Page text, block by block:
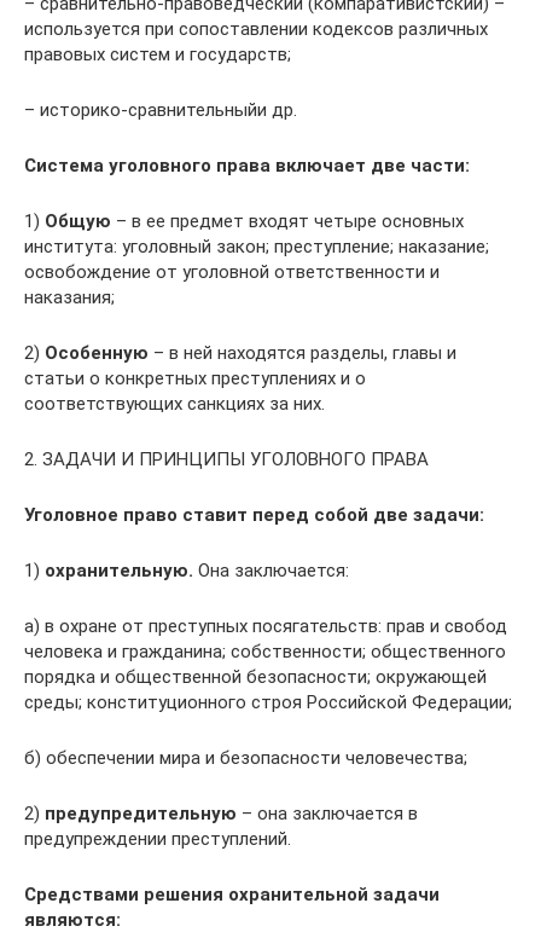
используется при сопоставлении кодексов различных
правовых систем и государств;
– историко-сравнительныйи др.
Система уголовного права включает две части:
1) Общую – в ее предмет входят четыре основных
института: уголовный закон; преступление; наказание;
освобождение от уголовной ответственности и
наказания;
2) Особенную – в ней находятся разделы, главы и
статьи о конкретных преступлениях и о
соответствующих санкциях за них.
2. ЗАДАЧИ И ПРИНЦИПЫ УГОЛОВНОГО ПРАВА
Уголовное право ставит перед собой две задачи:
1) охранительную. Она заключается:
а) в охране от преступных посягательств: прав и свобод
человека и гражданина; собственности; общественного
порядка и общественной безопасности; окружающей
среды; конституционного строя Российской Федерации;
б) обеспечении мира и безопасности человечества;
2) предупредительную – она заключается в
предупреждении преступлений.
Средствами решения охранительной задачи
являются: